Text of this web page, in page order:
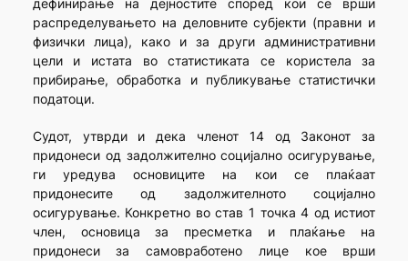
дефинирање на дејностите според кои се врши
распределувањето на деловните субјекти (правни и
физички лица), како и за други административни
цели и истата во статистиката се користела за
прибирање, обработка и публикување статистички
податоци.
Судот, утврди и дека членот 14 од Законот за
придонеси од задолжително социјално осигурување,
ги уредува основиците на кои се плаќаат
придонесите од задолжителното социјално
осигурување. Конкретно во став 1 точка 4 од истиот
член, основица за пресметка и плаќање на
придонеси за самовработено лице кое врши